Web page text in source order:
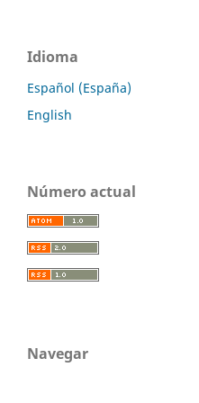
Idioma
Español (España)
English
Número actual
Navegar